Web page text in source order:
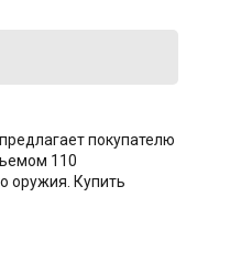
покупателю
110
оружия. Купить